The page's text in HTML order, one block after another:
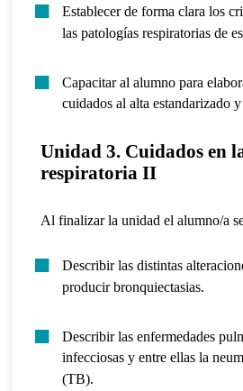
Establecer de forma clara los
las patologías respiratorias de
Capacitar al alumno para
cuidados al alta estandarizado
Unidad 3. Cuidados en
respiratoria II
Al finalizar la unidad el alumno/a
Describir las distintas
producir bronquiectasias.
Describir las enfermedades
infecciosas y entre ellas la
(TB).